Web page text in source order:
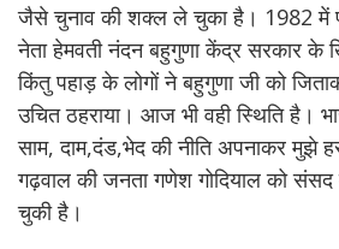
जैसे चुनाव की शक्ल ले चुका है। 1982 में
नेता हेमवती नंदन बहुगुणा केंद्र सरकार के
किंतु पहाड़ के लोगों ने बहुगुणा जी को
उचित ठहराया। आज भी वही स्थिति है।
साम, दाम,दंड,भेद की नीति अपनाकर मुझे
गढ़वाल की जनता गणेश गोदियाल को
चुकी है।